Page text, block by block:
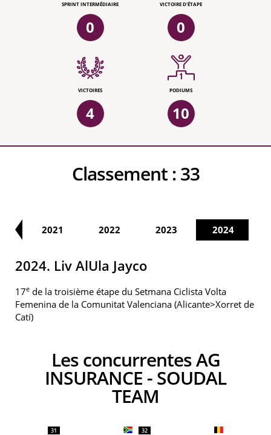
SPRINT INTERMÉDIAIRE
0
VICTOIRE D'ÉTAPE
0
VICTOIRES
4
PODIUMS
10
Classement :33
2021 2022 2023 2024
2024. Liv AlUla Jayco
17e de la troisième étape du Setmana Ciclista Volta
Femenina de la Comunitat Valenciana (Alicante>Xorret de
Catí)
Les concurrentes AG
INSURANCE - SOUDAL
TEAM
31 32